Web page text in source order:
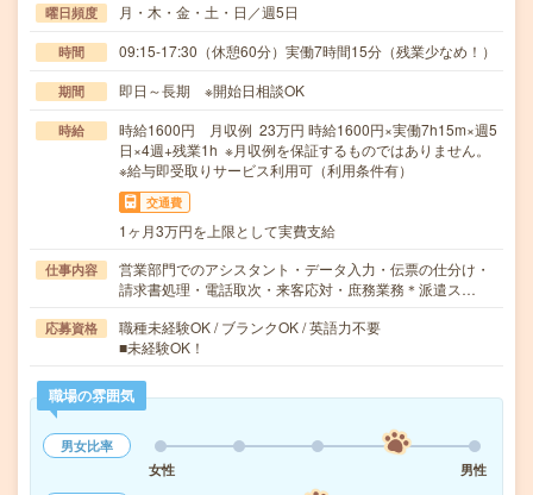
曜日頻度 月・木・金・土・日／週5日
時間 09:15-17:30（休憩60分）実働7時間15分（残業少なめ！）
期間 即日～長期 ※開始日相談OK
時給
時給1600円 月収例 23万円 時給1600円×実働7h15m×週5
日×4週+残業1h ※月収例を保証するものではありません。
※給与即受取りサービス利用可（利用条件有）
交通費
1ヶ月3万円を上限として実費支給
仕事内容
営業部門でのアシスタント・データ入力・伝票の仕分け・
請求書処理・電話取次・来客応対・庶務業務＊派遣ス…
応募資格
職種未経験OK / ブランクOK / 英語力不要
■未経験OK！
職場の雰囲気
男女比率
女性
男性